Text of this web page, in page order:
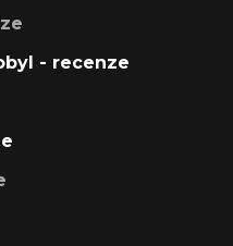
- recenze